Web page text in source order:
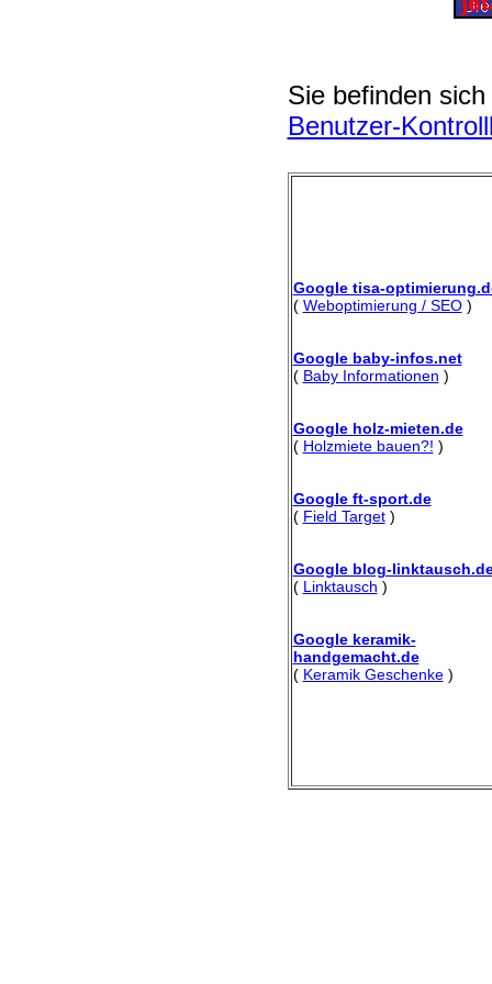
Sie befinden
Benutzer-
Google tisa-
( Weboptimierung / SEO)
Google baby-infos.net
( Baby Informationen )
Google holz-mieten.de
( Holzmiete bauen?! )
Google ft-sport.de
( Field Target)
Google blog-
( Linktausch )
Google keramik-
handgemacht.de
( Keramik Geschenke)